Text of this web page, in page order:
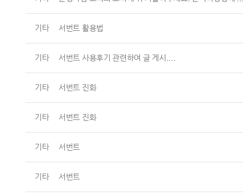
기타 서번트 활용법
기타 서번트 사용후기 관련하여 글 게시....
기타 서번트 진화
기타 서번트 진화
기타 서번트
기타 서번트